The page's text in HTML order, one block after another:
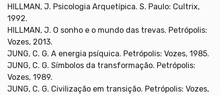
HILLMAN, J. Psicologia Arquetípica. S. Paulo: Cultrix,
1992.
HILLMAN, J. O sonho e o mundo das trevas. Petrópolis:
Vozes, 2013.
JUNG, C. G. A energia psíquica. Petrópolis: Vozes, 1985.
JUNG, C. G. Símbolos da transformação. Petrópolis:
Vozes, 1989.
JUNG, C. G. Civilização em transição. Petrópolis: Vozes,